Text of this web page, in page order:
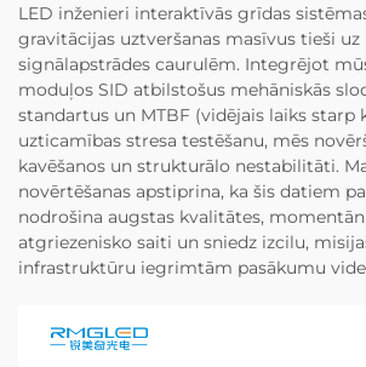
LED inženieri interaktīvās grīdas
gravitācijas uztveršanas masīvus tieši uz
signālapstrādes caurulēm. Integrējot
moduļos SID atbilstošus mehāniskās
standartus un MTBF (vidējais laiks starp
uzticamības stresa testēšanu, mēs
kavēšanos un strukturālo nestabilitāti.
novērtēšanas apstiprina, ka šis datiem
nodrošina augstas kvalitātes,
atgriezenisko saiti un sniedz izcilu,
infrastruktūru iegrimtām pasākumu